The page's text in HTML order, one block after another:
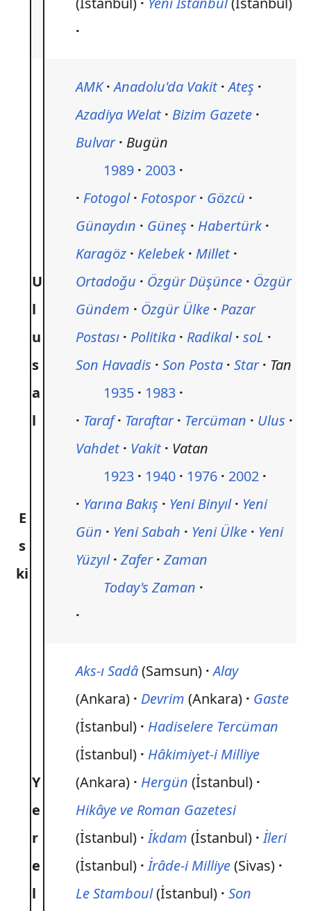
E
s
ki
U
l
u
s
a
l
AMK Anadolu'da Vakit Ateş
Azadiya Welat
Bizim Gazete
Bulvar
Bugün
1989
2003
Fotogol
Fotospor
Gözcü
Günaydın
Güneş
Habertürk
Karagöz
Kelebek
Millet
Ortadoğu
Özgür Düşünce
Özgür
Gündem
Özgür Ülke
Pazar
Postası
Politika Radikal soL
Son Havadis
Son Posta Star
Tan
1935
1983
Taraf
Taraftar Tercüman
Ulus
Vahdet
Vakit
Vatan
1923
1940 1976
2002
Yarına Bakış
Yeni Binyıl
Yeni
Gün
Yeni Sabah Yeni Ülke
Yeni
Yüzyıl Zafer Zaman
Today's Zaman
Y
e
r
e
l
Aks-ı Sadâ(Samsun) Alay
(Ankara)
Devrim (Ankara)
Gaste
(İstanbul)
Hadiselere Tercüman
(İstanbul)
Hâkimiyet-i Milliye
(Ankara)
Hergün (İstanbul)
Hikâye ve Roman Gazetesi
(İstanbul) İkdam (İstanbul) İleri
(İstanbul) İrâde-i Milliye(Sivas)
Le Stamboul(İstanbul) Son